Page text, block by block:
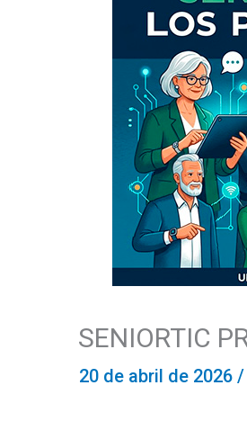
SENIORTIC
20 de abril de 2026 /